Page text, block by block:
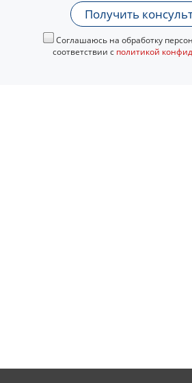
Получить
Соглашаюсь на обработку
соответствии с политикой